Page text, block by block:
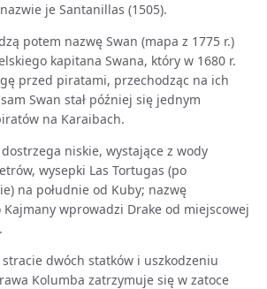
je Santanillas (1505).
potem nazwę Swan (mapa z 1775 r.)
kapitana Swana, który w 1680 r.
przed piratami, przechodząc na ich
Swan stał później się jednym
na Karaibach.
niskie, wystające z wody
wysepki Las Tortugas (po
na południe od Kuby; nazwę
wprowadzi Drake od miejscowej
stracie dwóch statków i uszkodzeniu
Kolumba zatrzymuje się w zatoce